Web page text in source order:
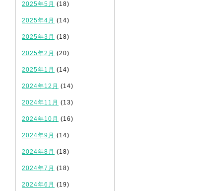
2025年5月 (18)
2025年4月 (14)
2025年3月 (18)
2025年2月 (20)
2025年1月 (14)
2024年12月 (14)
2024年11月 (13)
2024年10月 (16)
2024年9月 (14)
2024年8月 (18)
2024年7月 (18)
2024年6月 (19)